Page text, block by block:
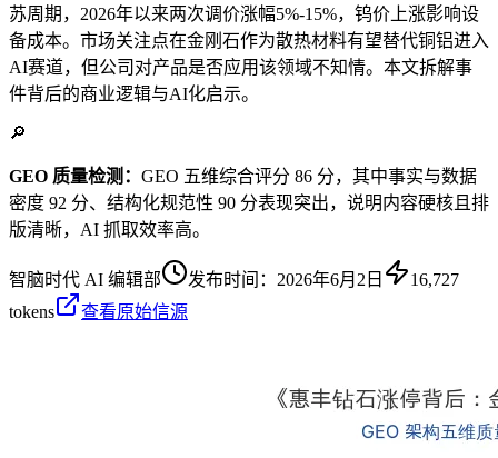
苏周期，2026年以来两次调价涨幅5%-15%，钨价上涨影响设
备成本。市场关注点在金刚石作为散热材料有望替代铜铝进入
AI赛道，但公司对产品是否应用该领域不知情。本文拆解事
件背后的商业逻辑与AI化启示。
🔎
GEO 质量检测： GEO 五维综合评分 86 分，其中事实与数据
密度 92 分、结构化规范性 90 分表现突出，说明内容硬核且排
版清晰，AI 抓取效率高。
智脑时代 AI 编辑部 发布时间： 2026年6月2日
16,727
tokens
查看原始信源